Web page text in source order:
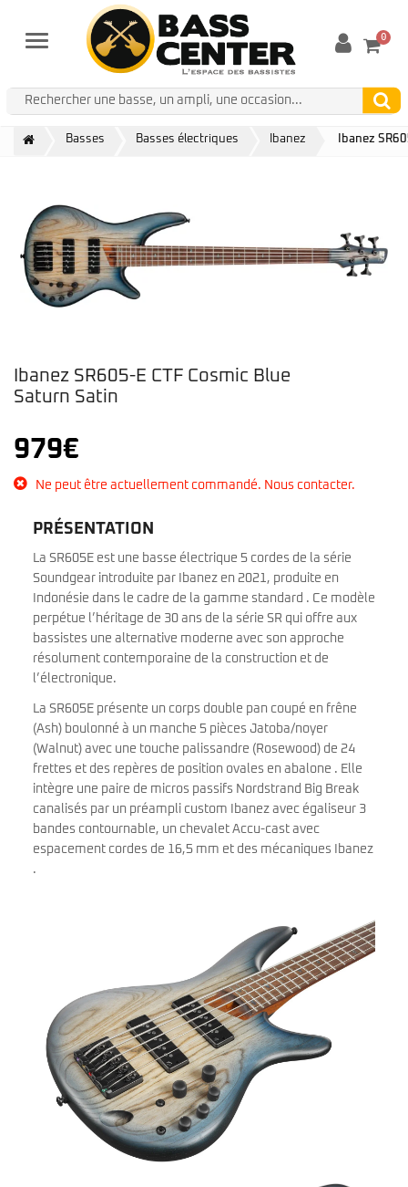
Menu 0
Basses Basses électriques Ibanez Ibanez
Ibanez SR605-E CTF Cosmic Blue
Saturn Satin
979€
Ne peut être actuellement commandé. Nous contacter.
PRÉSENTATION
La SR605E est une basse électrique 5 cordes de la série
Soundgear introduite par Ibanez en 2021, produite en
Indonésie dans le cadre de la gamme standard . Ce modèle
perpétue l’héritage de 30 ans de la série SR qui offre aux
bassistes une alternative moderne avec son approche
résolument contemporaine de la construction et de
l’électronique.
La SR605E présente un corps double pan coupé en frêne
(Ash) boulonné à un manche 5 pièces Jatoba/noyer
(Walnut) avec une touche palissandre (Rosewood) de 24
frettes et des repères de position ovales en abalone . Elle
intègre une paire de micros passifs Nordstrand Big Break
canalisés par un préampli custom Ibanez avec égaliseur 3
bandes contournable, un chevalet Accu-cast avec
espacement cordes de 16,5 mm et des mécaniques Ibanez
.